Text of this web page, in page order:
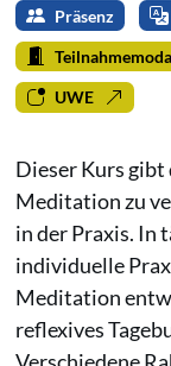
Präsenz
UWE
Dieser Kurs
Meditation zu
in der Praxis. In
individuelle
Meditation
reflexives